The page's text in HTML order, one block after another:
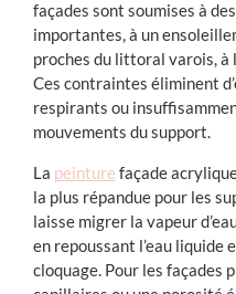
façades sont soumises à
importantes, à un
proches du littoral varois, à
Ces contraintes éliminent
respirants ou
mouvements du support.
La peinture façade
la plus répandue pour les
laisse migrer la vapeur
en repoussant l’eau liquide
cloquage. Pour les façades